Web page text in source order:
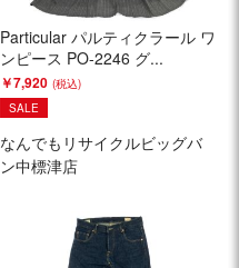
Particular パルティクラール ワ
ンピース PO-2246 グ...
￥7,920
SALE
なんでもリサイクルビッグバ
ン中標津店